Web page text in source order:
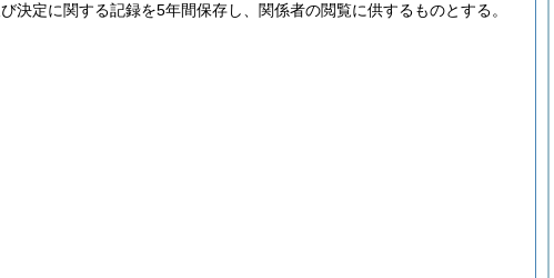
定に関する記録を5年間保存し、関係者の閲覧に供するものとする。